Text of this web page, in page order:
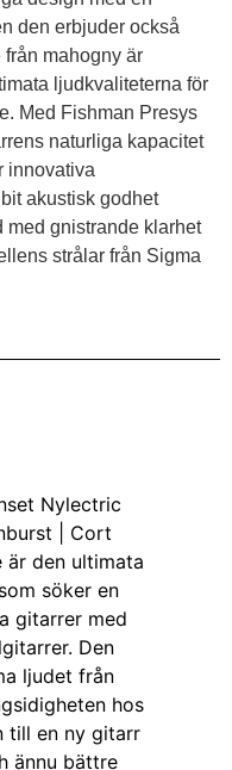
den erbjuder också
mahogny är
ljudkvaliteterna för
Med Fishman Presys
naturliga kapacitet
innovativa
akustisk godhet
med gnistrande klarhet
strålar från Sigma